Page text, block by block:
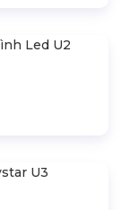
Led U2
U3